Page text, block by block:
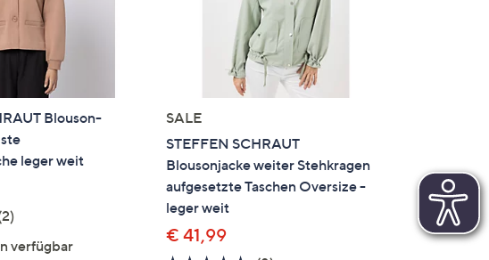
Blouson-
leger weit
verfügbar
SALE
STEFFEN SCHRAUT
Blousonjacke weiter Stehkragen
aufgesetzte Taschen Oversize -
leger weit
€ 41,99